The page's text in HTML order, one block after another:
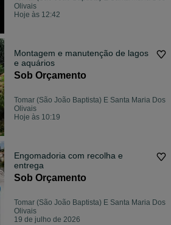
Olivais
Hoje às 12:42
Montagem e manutenção de lagos
e aquários
Sob Orçamento
Tomar (São João Baptista) E Santa Maria Dos
Olivais
Hoje às 10:19
Engomadoria com recolha e
entrega
Sob Orçamento
Tomar (São João Baptista) E Santa Maria Dos
Olivais
19 de julho de 2026